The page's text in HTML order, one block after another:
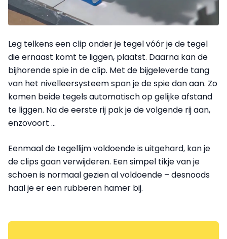
Leg telkens een clip onder je tegel vóór je de tegel
die ernaast komt te liggen, plaatst. Daarna kan de
bijhorende spie in de clip. Met de bijgeleverde tang
van het nivelleersysteem span je de spie dan aan. Zo
komen beide tegels automatisch op gelijke afstand
te liggen. Na de eerste rij pak je de volgende rij aan,
enzovoort …
Eenmaal de tegellijm voldoende is uitgehard, kan je
de clips gaan verwijderen. Een simpel tikje van je
schoen is normaal gezien al voldoende – desnoods
haal je er een rubberen hamer bij.